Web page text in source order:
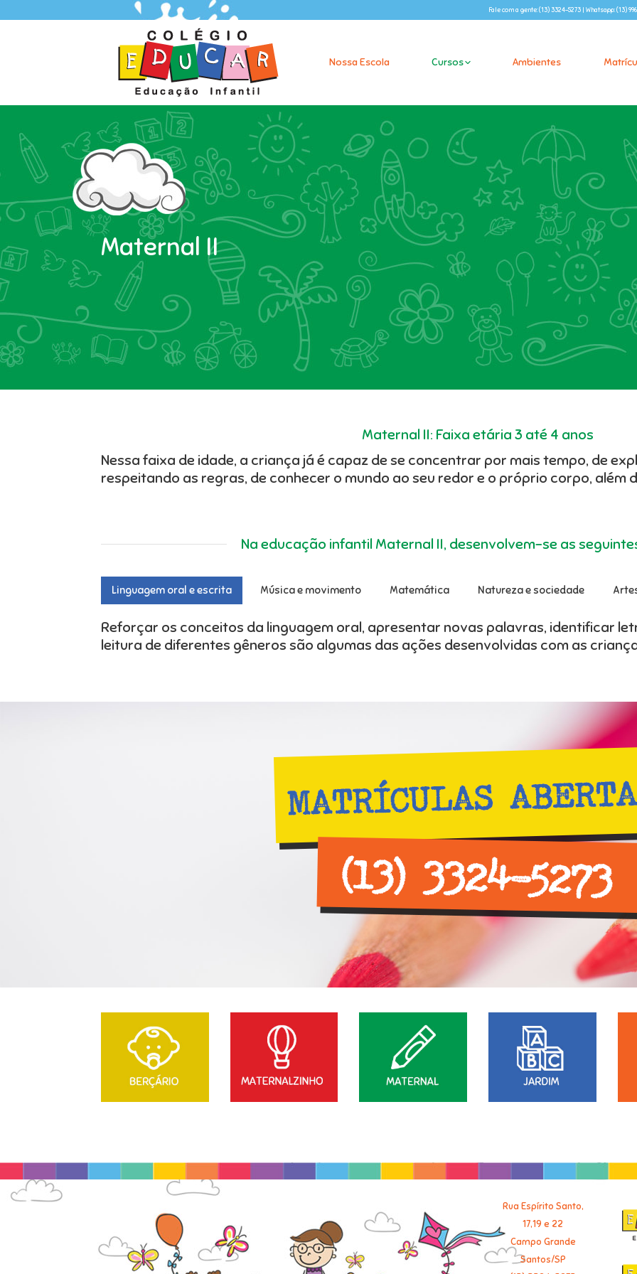
Fale com a gente: (13) 3324-5273 | Whatsapp: (13)
Nossa Escola Cursos Ambientes
Maternal II
Maternal II: Faixa etária 3 até 4 anos
Nessa faixa de idade, a criança já é capaz de se concentrar por mais tempo, de
respeitando as regras, de conhecer o mundo ao seu redor e o próprio corpo, além
Na educação infantil Maternal II, desenvolvem-se as
Linguagem oral e escrita Música e movimento Matemática Natureza e sociedade
Reforçar os conceitos da linguagem oral, apresentar novas palavras, identificar
leitura de diferentes gêneros são algumas das ações desenvolvidas com as
Rua Espírito Santo,
17,19 e 22
Campo Grande
Santos/SP